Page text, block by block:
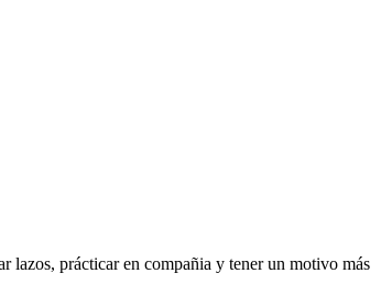
lazos, prácticar en compañia y tener un motivo más